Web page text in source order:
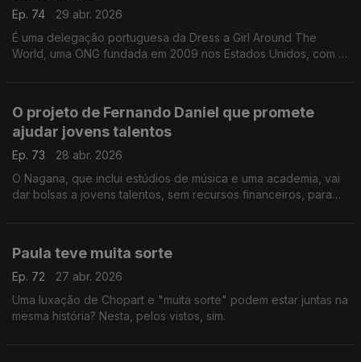
Ep. 74
29 abr. 2026
É uma delegação portuguesa da Dress a Girl Around The
World, uma ONG fundada em 2009 nos Estados Unidos, com a
O projeto de Fernando Daniel que promete
ajudar jovens talentos
Ep. 73
28 abr. 2026
O Nagana, que inclui estúdios de música e uma academia, vai
dar bolsas a jovens talentos, sem recursos financeiros, para
Paula teve muita sorte
Ep. 72
27 abr. 2026
Uma luxação de Chopart e "muita sorte" podem estar juntas na
mesma história? Nesta, pelos vistos, sim.